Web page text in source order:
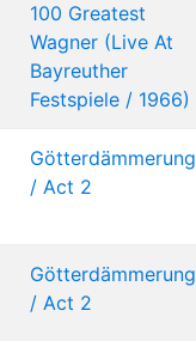
100 Greatest
Wagner (Live At
Bayreuther
Festspiele / 1966)
Götterdämmerung
/ Act 2
Götterdämmerung
/ Act 2